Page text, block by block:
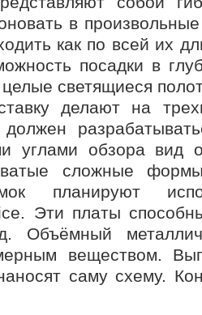
в
как по всей их
посадки в
светящиеся
делают на
углами обзора вид
сложные
планируют
Эти платы
Объёмный
веществом.
саму схему.